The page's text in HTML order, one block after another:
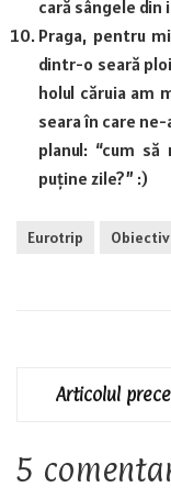
cară sângele
Praga, pentru
dintr-o seară
holul căruia am
seara în care
planul: “cum
puține zile?” :)
Eurotrip
Articolul
5